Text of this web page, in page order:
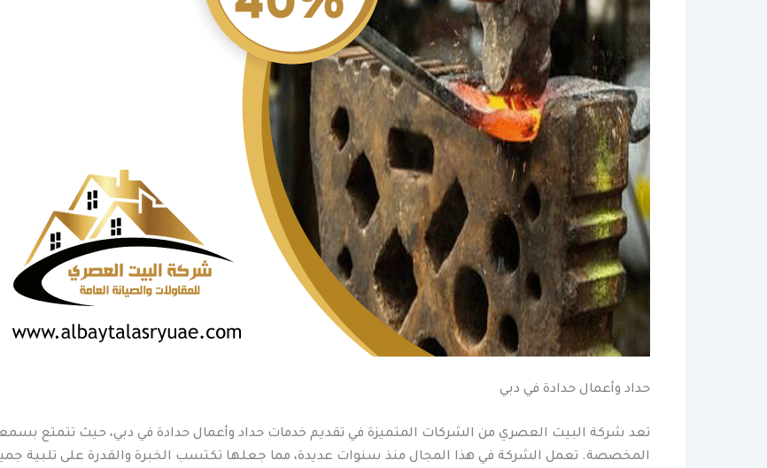
حداد وأعمال حدادة في دبي
تعد شركة البيت العصري من الشركات المتميزة في تقديم خدمات حداد وأعمال حدادة في دبي، حيث تتمتع
المخصصة. تعمل الشركة في هذا المجال منذ سنوات عديدة، مما جعلها تكتسب الخبرة والقدرة على تلبية